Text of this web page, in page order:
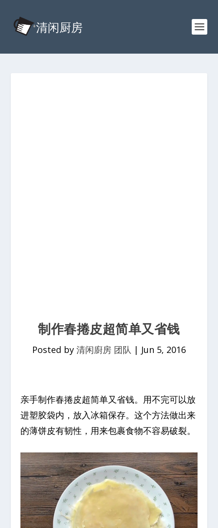
制作春捲皮超简单又省钱
Posted by 清闲廚房 团队 | Jun 5, 2016
亲手制作春捲皮超简单又省钱。用不完可以放
进塑胶袋内，放入冰箱保存。这个方法做出来
的薄饼皮有韧性，用来包裹食物不容易破裂。